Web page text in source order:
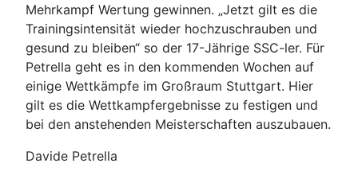
Mehrkampf Wertung gewinnen. „Jetzt gilt es die
Trainingsintensität wieder hochzuschrauben und
gesund zu bleiben“ so der 17-Jährige SSC-ler. Für
Petrella geht es in den kommenden Wochen auf
einige Wettkämpfe im Großraum Stuttgart. Hier
gilt es die Wettkampfergebnisse zu festigen und
bei den anstehenden Meisterschaften auszubauen.
Davide Petrella